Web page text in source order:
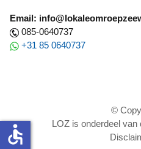
Email:
085-0640737
+31 85 0640737
©
LOZ is onderdeel
accessible